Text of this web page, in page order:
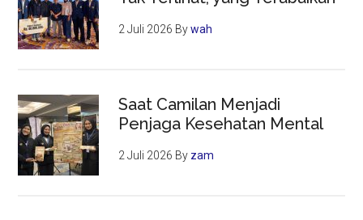
2 Juli 2026 Bywah
Saat Camilan Menjadi
Penjaga Kesehatan Mental
2 Juli 2026 By zam